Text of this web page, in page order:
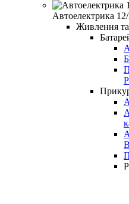
Автоелектрика
Живлення та